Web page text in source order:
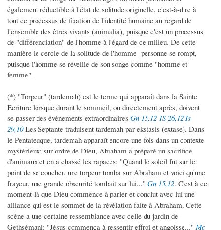
également réductible à l'état de solitude originelle, c'est-à-dire à
tout ce processus de fixation de l'identité humaine au regard de
l'ensemble des êtres vivants (animalia), puisque c'est un processus
de "différenciation" de l'homme à l'égard de ce milieu. De cette
manière le cercle de la solitude de l'homme- personne se rompt,
puisque l'homme se réveille de son songe comme "homme et
femme".
(*) "Torpeur" (tardemah) est le terme qui apparaît dans la Sainte
Ecriture lorsque durant le sommeil, ou directement après, doivent
se passer des événements extraordinaires Gn 15,12 1S 26,12 Is
29,10Les Septante traduisent tardemah par ekstasis (extase). Dans
le Pentateuque, tardemah apparaît encore une fois dans un contexte
mystérieux; sur ordre de Dieu, Abraham a préparé un sacrifice
d'animaux et en a chassé les rapaces: "Quand le soleil fut sur le
point de se coucher, une torpeur tomba sur Abraham et voici qu'une
frayeur, une grande obscurité tombait sur lui..." Gn 15,12. C'est à ce
moment-là que Dieu commence à parler et conclut avec lui une
alliance qui est le sommet de la révélation faite à Abraham. Cette
scène a une certaine ressemblance avec celle du jardin de
Gethsémani: "Jésus commença à ressentir effroi et angoisse..." Mc